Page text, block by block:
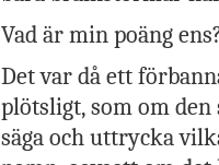
Vad är min poäng
Det var då ett
plötsligt, som om
säga och uttrycka